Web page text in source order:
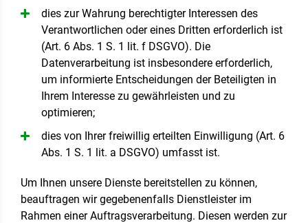
dies zur Wahrung berechtigter Interessen des
Verantwortlichen oder eines Dritten erforderlich ist
(Art. 6 Abs. 1 S. 1 lit. f DSGVO). Die
Datenverarbeitung ist insbesondere erforderlich,
um informierte Entscheidungen der Beteiligten in
Ihrem Interesse zu gewährleisten und zu
optimieren;
dies von Ihrer freiwillig erteilten Einwilligung (Art. 6
Abs. 1 S. 1 lit. a DSGVO) umfasst ist.
Um Ihnen unsere Dienste bereitstellen zu können,
beauftragen wir gegebenenfalls Dienstleister im
Rahmen einer Auftragsverarbeitung. Diesen werden zur